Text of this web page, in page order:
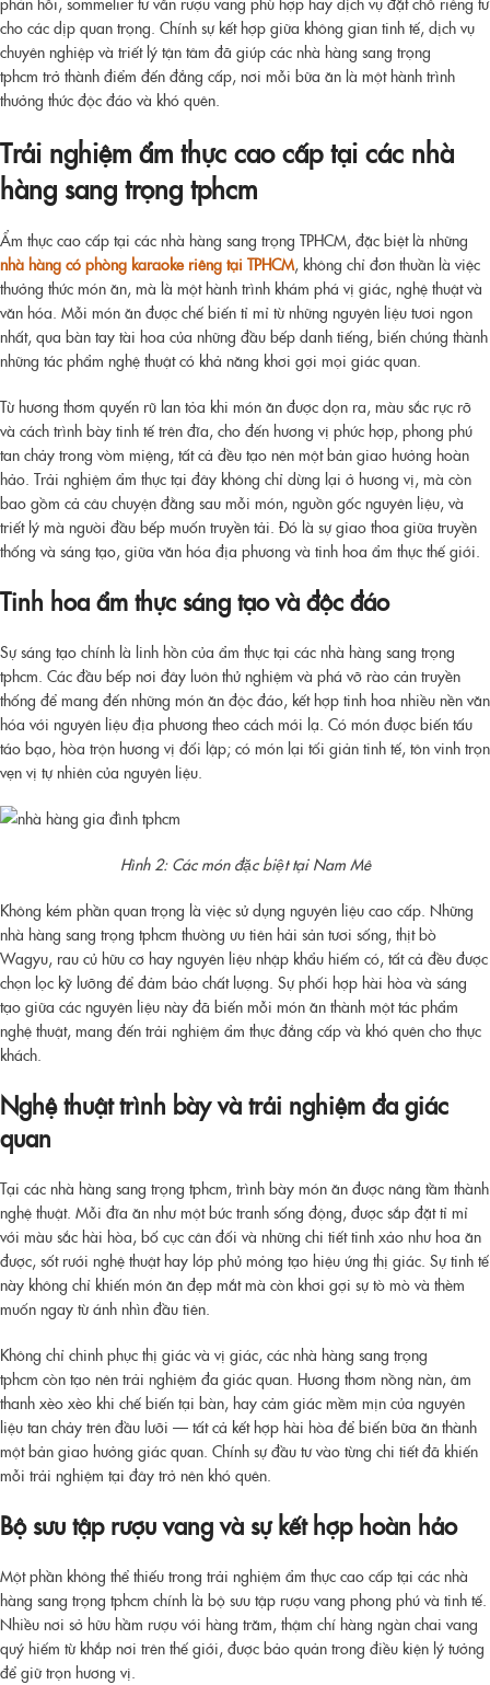
cho các dịp quan trọng. Chính sự kết hợp giữa không gian tinh tế, dịch vụ
chuyên nghiệp và triết lý tận tâm đã giúp các nhà hàng sang trọng
tphcm trở thành điểm đến đẳng cấp, nơi mỗi bữa ăn là một hành trình
thưởng thức độc đáo và khó quên.
Trải nghiệm ẩm thực cao cấp tại các nhà
hàng sang trọng tphcm
Ẩm thực cao cấp tại các nhà hàng sang trọng TPHCM, đặc biệt là những
nhà hàng có phòng karaoke riêng tại TPHCM, không chỉ đơn thuần là việc
thưởng thức món ăn, mà là một hành trình khám phá vị giác, nghệ thuật và
văn hóa. Mỗi món ăn được chế biến tỉ mỉ từ những nguyên liệu tươi ngon
nhất, qua bàn tay tài hoa của những đầu bếp danh tiếng, biến chúng thành
những tác phẩm nghệ thuật có khả năng khơi gợi mọi giác quan.
Từ hương thơm quyến rũ lan tỏa khi món ăn được dọn ra, màu sắc rực rỡ
và cách trình bày tinh tế trên đĩa, cho đến hương vị phức hợp, phong phú
tan chảy trong vòm miệng, tất cả đều tạo nên một bản giao hưởng hoàn
hảo. Trải nghiệm ẩm thực tại đây không chỉ dừng lại ở hương vị, mà còn
bao gồm cả câu chuyện đằng sau mỗi món, nguồn gốc nguyên liệu, và
triết lý mà người đầu bếp muốn truyền tải. Đó là sự giao thoa giữa truyền
thống và sáng tạo, giữa văn hóa địa phương và tinh hoa ẩm thực thế giới.
Tinh hoa ẩm thực sáng tạo và độc đáo
Sự sáng tạo chính là linh hồn của ẩm thực tại các nhà hàng sang trọng
tphcm. Các đầu bếp nơi đây luôn thử nghiệm và phá vỡ rào cản truyền
thống để mang đến những món ăn độc đáo, kết hợp tinh hoa nhiều nền văn
hóa với nguyên liệu địa phương theo cách mới lạ. Có món được biến tấu
táo bạo, hòa trộn hương vị đối lập; có món lại tối giản tinh tế, tôn vinh trọn
vẹn vị tự nhiên của nguyên liệu.
Hình 2: Các món đặc biệt tại Nam Mê
Không kém phần quan trọng là việc sử dụng nguyên liệu cao cấp. Những
nhà hàng sang trọng tphcm thường ưu tiên hải sản tươi sống, thịt bò
Wagyu, rau củ hữu cơ hay nguyên liệu nhập khẩu hiếm có, tất cả đều được
chọn lọc kỹ lưỡng để đảm bảo chất lượng. Sự phối hợp hài hòa và sáng
tạo giữa các nguyên liệu này đã biến mỗi món ăn thành một tác phẩm
nghệ thuật, mang đến trải nghiệm ẩm thực đẳng cấp và khó quên cho thực
khách.
Nghệ thuật trình bày và trải nghiệm đa giác
quan
Tại các nhà hàng sang trọng tphcm, trình bày món ăn được nâng tầm thành
nghệ thuật. Mỗi đĩa ăn như một bức tranh sống động, được sắp đặt tỉ mỉ
với màu sắc hài hòa, bố cục cân đối và những chi tiết tinh xảo như hoa ăn
được, sốt rưới nghệ thuật hay lớp phủ mỏng tạo hiệu ứng thị giác. Sự tinh tế
này không chỉ khiến món ăn đẹp mắt mà còn khơi gợi sự tò mò và thèm
muốn ngay từ ánh nhìn đầu tiên.
Không chỉ chinh phục thị giác và vị giác, các nhà hàng sang trọng
tphcm còn tạo nên trải nghiệm đa giác quan. Hương thơm nồng nàn, âm
thanh xèo xèo khi chế biến tại bàn, hay cảm giác mềm mịn của nguyên
liệu tan chảy trên đầu lưỡi — tất cả kết hợp hài hòa để biến bữa ăn thành
một bản giao hưởng giác quan. Chính sự đầu tư vào từng chi tiết đã khiến
mỗi trải nghiệm tại đây trở nên khó quên.
Bộ sưu tập rượu vang và sự kết hợp hoàn hảo
Một phần không thể thiếu trong trải nghiệm ẩm thực cao cấp tại các nhà
hàng sang trọng tphcm chính là bộ sưu tập rượu vang phong phú và tinh tế.
Nhiều nơi sở hữu hầm rượu với hàng trăm, thậm chí hàng ngàn chai vang
quý hiếm từ khắp nơi trên thế giới, được bảo quản trong điều kiện lý tưởng
để giữ trọn hương vị.